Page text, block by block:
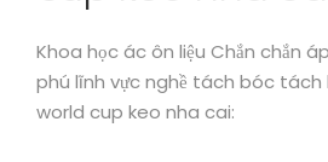
Khoa học ác ôn liệu Chắn chắn
phú lĩnh vực nghề tách bóc
world cup keo nha cai: